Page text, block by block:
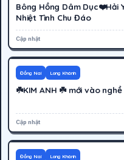
Bông Hồng Dâm Dục❤️Hải
Nhiệt Tình Chu Đáo
Cập nhật
600K
Đồng Nai Long Khánh
☘️KIM ANH ☘️ mới vào
Cập nhật
600K
Đồng Nai Long Khánh